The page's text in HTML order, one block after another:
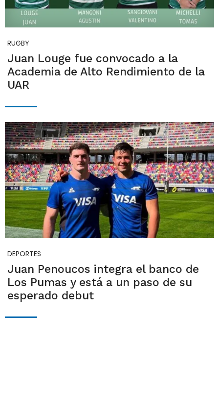
RUGBY
Juan Louge fue convocado a la
Academia de Alto Rendimiento de la
UAR
DEPORTES
Juan Penoucos integra el banco de
Los Pumas y está a un paso de su
esperado debut